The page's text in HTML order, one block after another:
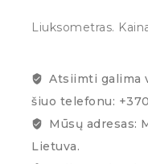
Liuksometras.
Atsiimti galima
šiuo telefonu:
Mūsų adresas:
Lietuva.